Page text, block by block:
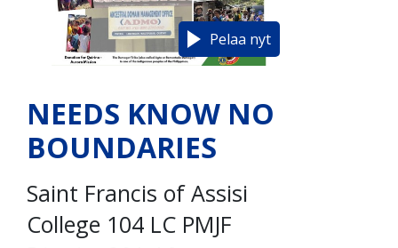
Pelaa nyt
NEEDS KNOW NO
BOUNDARIES
Saint Francis of Assisi
College 104 LC PMJF